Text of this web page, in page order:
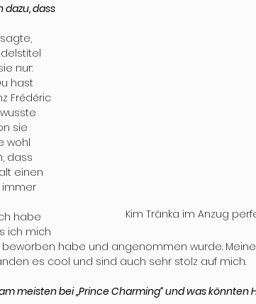
Kim Tränka im Anzug
dazu, dass
nur:
hast
Frédéric
sie
wohl
dass
einen
immer
habe
ich mich
beworben habe und angenommen wurde.
es cool und sind auch sehr stolz auf mich.
meisten bei „Prince Charming“ und was